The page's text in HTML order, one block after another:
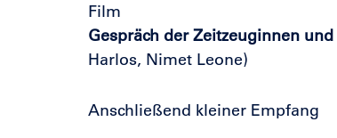
Film
Gespräch der Zeitzeuginnen
Harlos, Nimet Leone)
Anschließend kleiner Empfang